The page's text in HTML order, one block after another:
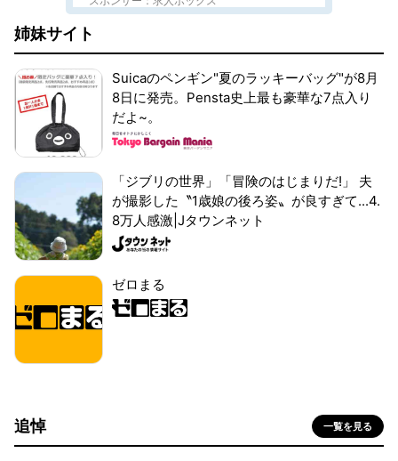
姉妹サイト
Suicaのペンギン"夏のラッキーバッグ"が8月
8日に発売。Pensta史上最も豪華な7点入り
だよ~。
「ジブリの世界」「冒険のはじまりだ!」 夫
が撮影した〝1歳娘の後ろ姿〟が良すぎて...4.
8万人感激|Jタウンネット
ゼロまる
追悼 一覧を見る